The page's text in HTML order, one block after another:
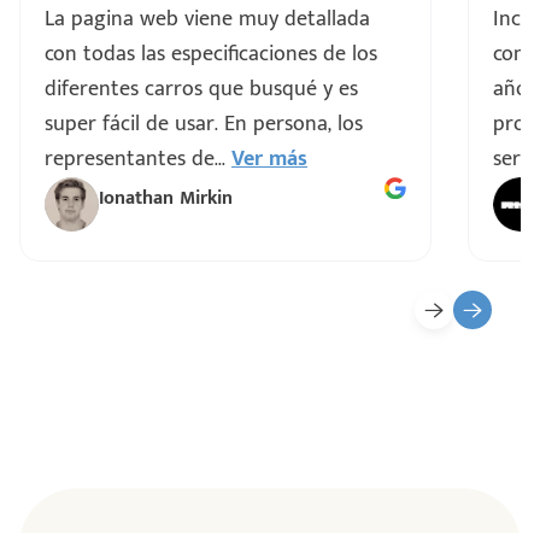
La pagina web viene muy detallada
con todas las especificaciones de los
diferentes carros que busqué y es
super fácil de usar. En persona, los
representantes de...Ver más
Ionathan Mirkin